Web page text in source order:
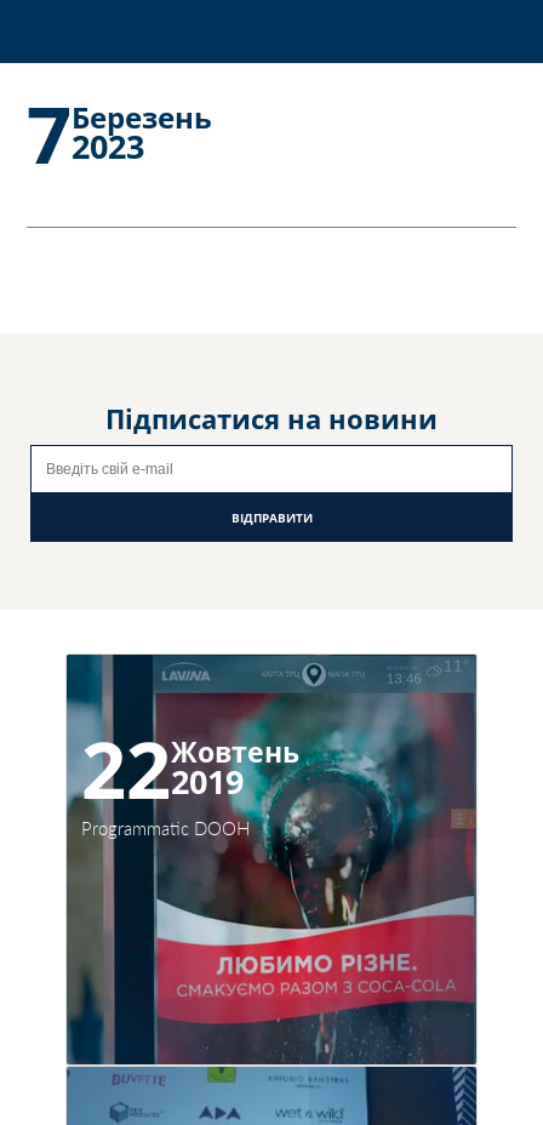
7Березень
2023
Підписатися на новини
ВІДПРАВИТИ
22Жовтень
2019
Programmatic DOOH